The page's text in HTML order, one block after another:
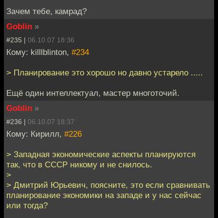
Зачем тебе, камрад?
Goblin »
#235 | 06.10.07 18:36
Кому: killlblinton, #234
> Планирование это хорошо но давно устарело .....
Ещё один интеллектуал, мастер многоточий.
Goblin »
#236 | 06.10.07 18:37
Кому: Кирилл, #226
> Западная экономические аспекты планируются
так, что в СССР никому и не снилось.
>
> Дмитрий Юрьевич, поясните, это если сравнивать
планирование экономики на западе и у нас сейчас
или тогда?